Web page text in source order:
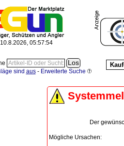
10.8.2026, 05:57:54
sind aus- Erweiterte Suche
Der
Mögliche Ursachen: